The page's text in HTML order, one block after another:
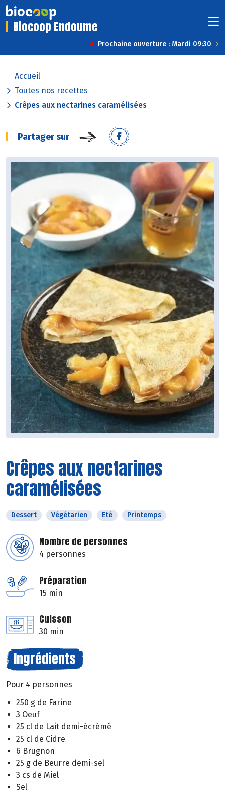
Biocoop Endoume
Prochaine ouverture : Mardi 09:30
Accueil
Toutes nos recettes
Crêpes aux nectarines caramélisées
Partager sur
Crêpes aux nectarines
caramélisées
Dessert Végétarien Eté Printemps
Nombre de personnes
4 personnes
Préparation
15 min
Cuisson
30 min
Ingrédients
Pour 4 personnes
250 g de Farine
3 Oeuf
25 cl de Lait demi-écrémé
25 cl de Cidre
6 Brugnon
25 g de Beurre demi-sel
3 cs de Miel
Sel